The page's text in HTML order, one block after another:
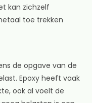
kan zichzelf
toe trekken
de opgave van de
Epoxy heeft vaak
ook al voelt de